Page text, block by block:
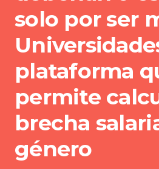
solo por ser
plataforma
permite
brecha
género